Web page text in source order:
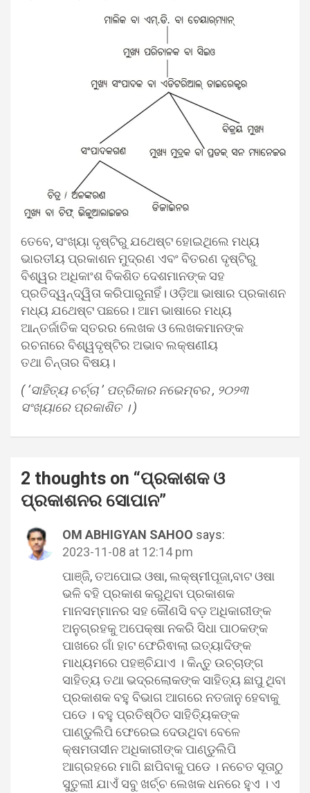
ତେବେ, ସଂଖ୍ୟା ଦୃଷ୍ଟିରୁ ଯଥେଷ୍ଟ ହୋଇଥିଲେ ମଧ୍ୟ
ଭାରତୀୟ ପ୍ରକାଶନ ମୁଦ୍ରଣ ଏବଂ ବିତରଣ ଦୃଷ୍ଟିରୁ
ବିଶ୍ୱର ଅଧିକାଂଶ ବିକଶିତ ଦେଶମାନଙ୍କ ସହ
ପ୍ରତିଦ୍ୱନ୍ଦ୍ୱିତା କରିପାରୁନାହିଁ। ଓଡ଼ିଆ ଭାଷାର ପ୍ରକାଶନ
ମଧ୍ୟ ଯଥେଷ୍ଟ ପଛରେ। ଆମ ଭାଷାରେ ମଧ୍ୟ
ଆନ୍ତର୍ଜାତିକ ସ୍ତରର ଲେଖକ ଓ ଲେଖକମାନଙ୍କ
ରଚନାରେ ବିଶ୍ୱଦୃଷ୍ଟିର ଅଭାବ ଲକ୍ଷଣୀୟ
ତଥା ଚିନ୍ତାର ବିଷୟ।
( ‘ସାହିତ୍ୟ ଚର୍ଚ୍ଚା ’ ପତ୍ରିକାର ନଭେମ୍ବର , ୨୦୨୩
ସଂଖ୍ୟାରେ ପ୍ରକାଶିତ । )
2 thoughts on “ପ୍ରକାଶକ ଓ
ପ୍ରକାଶନର ସୋପାନ”
OM ABHIGYAN SAHOO says:
2023-11-08 at 12:14 pm
ପାଞ୍ଜି, ତଅପୋଇ ଓଷା, ଲକ୍ଷ୍ମୀପୂଜା,ବାଟ ଓଷା
ଭଳି ବହି ପ୍ରକାଶ କରୁଥିବା ପ୍ରକାଶକ
ମାନସମ୍ମାନର ସହ କୌଣସି ବଡ଼ ଅଧିକାରୀଙ୍କ
ଅନୁଗ୍ରହକୁ ଅପେକ୍ଷା ନକରି ସିଧା ପାଠକଙ୍କ
ପାଖରେ ଗାଁ ହାଟ ଫେରିଵାଲା ଇତ୍ୟାଦିଙ୍କ
ମାଧ୍ୟମରେ ପହଞ୍ଚିଯାଏ । କିନ୍ତୁ ଉଚ୍ଚାଙ୍ଗ
ସାହିତ୍ୟ ତଥା ଭଦ୍ରଲୋକଙ୍କ ସାହିତ୍ୟ ଛାପୁ ଥିବା
ପ୍ରକାଶକ ବହୁ ବିଭାଗ ଆଗରେ ନତଜାନୁ ହେବାକୁ
ପଡେ । ବହୁ ପ୍ରତିଷ୍ଠିତ ସାହିତ୍ୟିକଙ୍କ
ପାଣ୍ଡୁଲିପି ଫେରେଇ ଦେଉଥିବା ବେଳେ
କ୍ଷମତାସୀନ ଅଧିକାରୀଙ୍କ ପାଣ୍ଡୁଲିପି
ଆଗ୍ରହରେ ମାଗି ଛାପିବାକୁ ପଡେ । ନଚେତ ସୂତାଠୁ
ସୁତୁଲୀ ଯାଏଁ ସବୁ ଖର୍ଚ୍ଚ ଲେଖକ ଧନରେ ହୁଏ । ଏ